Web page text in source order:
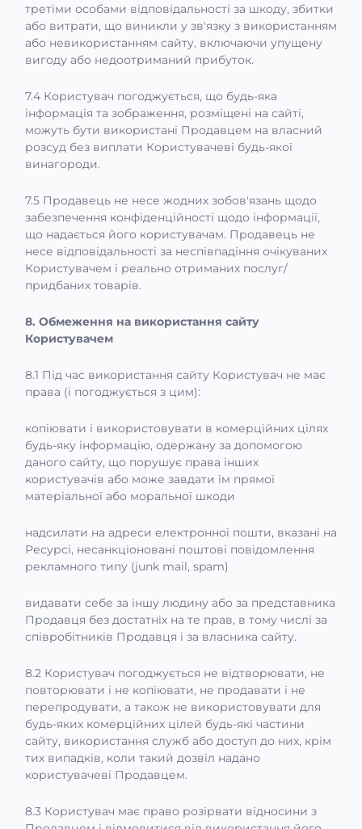
третіми особами відповідальності за шкоду, збитки
або витрати, що виникли у зв'язку з використанням
або невикористанням сайту, включаючи упущену
вигоду або недоотриманий прибуток.
7.4 Користувач погоджується, що будь-яка
інформація та зображення, розміщені на сайті,
можуть бути використані Продавцем на власний
розсуд без виплати Користувачеві будь-якої
винагороди.
7.5 Продавець не несе жодних зобов'язань щодо
забезпечення конфіденційності щодо інформації,
що надається його користувачам. Продавець не
несе відповідальності за неспівпадіння очікуваних
Користувачем і реально отриманих послуг/
придбаних товарів.
8. Обмеження на використання сайту
Користувачем
8.1 Під час використання сайту Користувач не має
права (і погоджується з цим):
копіювати і використовувати в комерційних цілях
будь-яку інформацію, одержану за допомогою
даного сайту, що порушує права інших
користувачів або може завдати їм прямої
матеріальної або моральної шкоди
надсилати на адреси електронної пошти, вказані на
Ресурсі, несанкціоновані поштові повідомлення
рекламного типу (junk mail, spam)
видавати себе за іншу людину або за представника
Продавця без достатніх на те прав, в тому числі за
співробітників Продавця і за власника сайту.
8.2 Користувач погоджується не відтворювати, не
повторювати і не копіювати, не продавати і не
перепродувати, а також не використовувати для
будь-яких комерційних цілей будь-які частини
сайту, використання служб або доступ до них, крім
тих випадків, коли такий дозвіл надано
користувачеві Продавцем.
8.3 Користувач має право розірвати відносини з